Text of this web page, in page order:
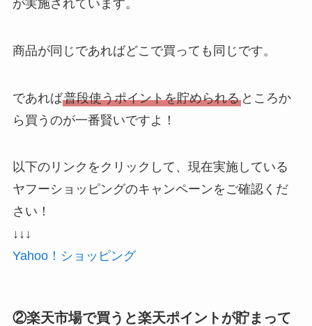
が実施されています。
商品が同じであればどこで買っても同じです。
であれば普段使うポイントを貯められるところか
ら買うのが一番賢いですよ！
以下のリンクをクリックして、現在実施している
ヤフーショッピングのキャンペーンをご確認くだ
さい！
↓↓↓
Yahoo！ショッピング
②楽天市場で買うと楽天ポイントが貯まって